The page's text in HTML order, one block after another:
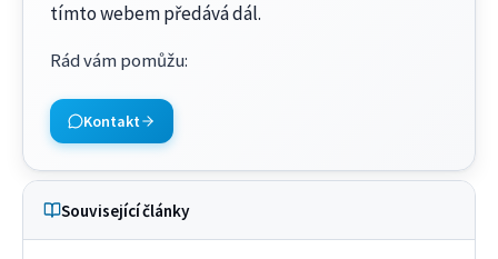
tímto webem předává dál.
Rád vám pomůžu:
Kontakt
Související články